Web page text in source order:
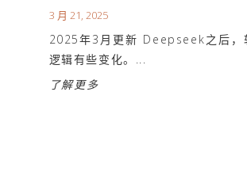
3 月 21, 2025
2025年3月更新 Deepseek之后，
逻辑有些变化。...
了解更多